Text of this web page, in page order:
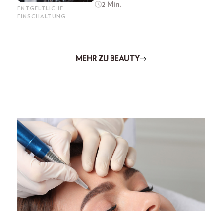
ENTGELTLICHE
EINSCHALTUNG
2 Min.
MEHR ZU BEAUTY